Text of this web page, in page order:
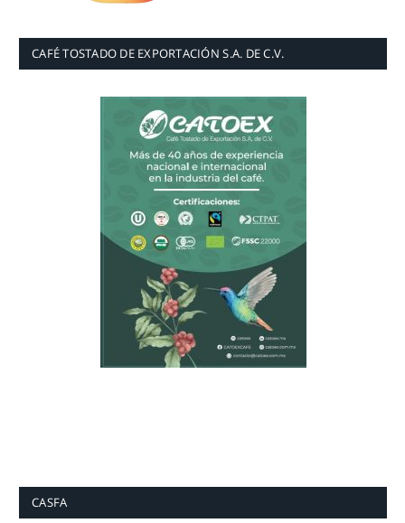
CAFÉ TOSTADO DE EXPORTACIÓN S.A. DE C.V.
CASFA